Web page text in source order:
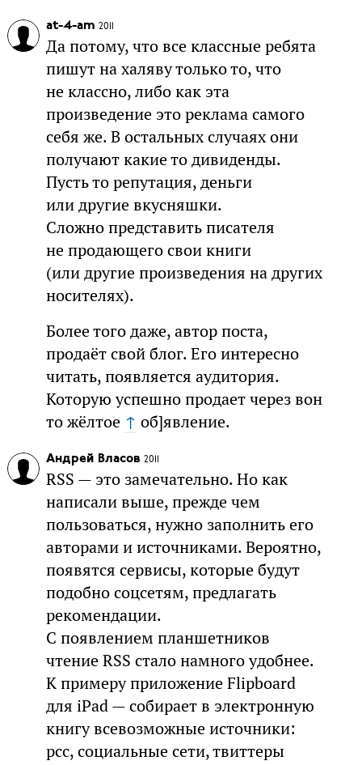
at-4-am 2011
Да потому, что все классные ребята
пишут на халяву только то, что
не классно, либо как эта
произведение это реклама самого
себя же. В остальных случаях они
получают какие то дивиденды.
Пусть то репутация, деньги
или другие вкусняшки.
Сложно представить писателя
не продающего свои книги
(или другие произведения на других
носителях).
Более того даже, автор поста,
продаёт свой блог. Его интересно
читать, появляется аудитория.
Которую успешно продает через вон
то жёлтое ↑ об]явление.
Андрей Власов 2011
RSS — это замечательно. Но как
написали выше, прежде чем
пользоваться, нужно заполнить его
авторами и источниками. Вероятно,
появятся сервисы, которые будут
подобно соцсетям, предлагать
рекомендации.
С появлением планшетников
чтение RSS стало намного удобнее.
К примеру приложение Flipboard
для iPad — собирает в электронную
книгу всевозможные источники:
рсс, социальные сети, твиттеры